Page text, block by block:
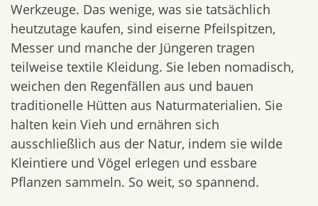
Werkzeuge. Das wenige, was sie tatsächlich
heutzutage kaufen, sind eiserne Pfeilspitzen,
Messer und manche der Jüngeren tragen
teilweise textile Kleidung. Sie leben nomadisch,
weichen den Regenfällen aus und bauen
traditionelle Hütten aus Naturmaterialien. Sie
halten kein Vieh und ernähren sich
ausschließlich aus der Natur, indem sie wilde
Kleintiere und Vögel erlegen und essbare
Pflanzen sammeln. So weit, so spannend.